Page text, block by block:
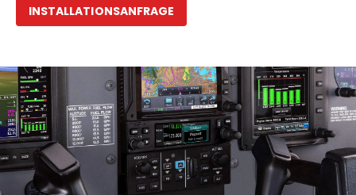
INSTALLATIONSANFRAGE